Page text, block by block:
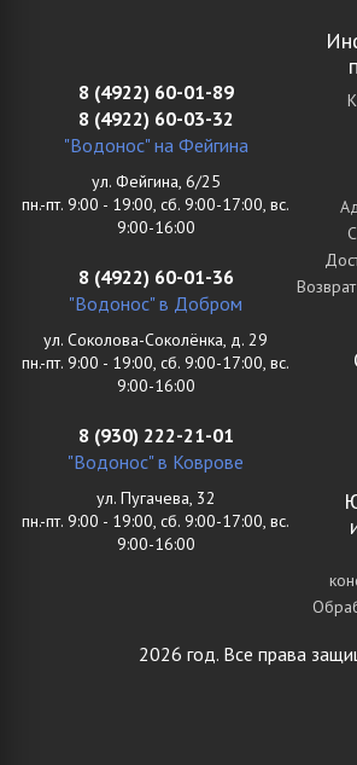
8 (4922) 60-01-89
8 (4922) 60-03-32
"Водонос" на Фейгина
ул. Фейгина, 6/25
пн.-пт. 9:00 - 19:00, сб. 9:00-17:00, вс.
9:00-16:00
8 (4922) 60-01-36
"Водонос" в Добром
ул. Соколова-Соколёнка, д. 29
пн.-пт. 9:00 - 19:00, сб. 9:00-17:00, вс.
9:00-16:00
8 (930) 222-21-01
"Водонос" в Коврове
ул. Пугачева, 32
пн.-пт. 9:00 - 19:00, сб. 9:00-17:00, вс.
9:00-16:00
2026 год. Все права